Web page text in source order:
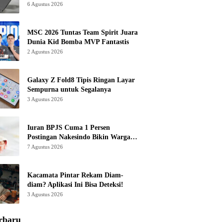
6 Agustus 2026
MSC 2026 Tuntas Team Spirit Juara
Dunia Kid Bomba MVP Fantastis
2 Agustus 2026
Galaxy Z Fold8 Tipis Ringan Layar
Sempurna untuk Segalanya
3 Agustus 2026
Iuran BPJS Cuma 1 Persen
Postingan Nakesindo Bikin Warganet
Murka
7 Agustus 2026
Kacamata Pintar Rekam Diam-
diam? Aplikasi Ini Bisa Deteksi!
3 Agustus 2026